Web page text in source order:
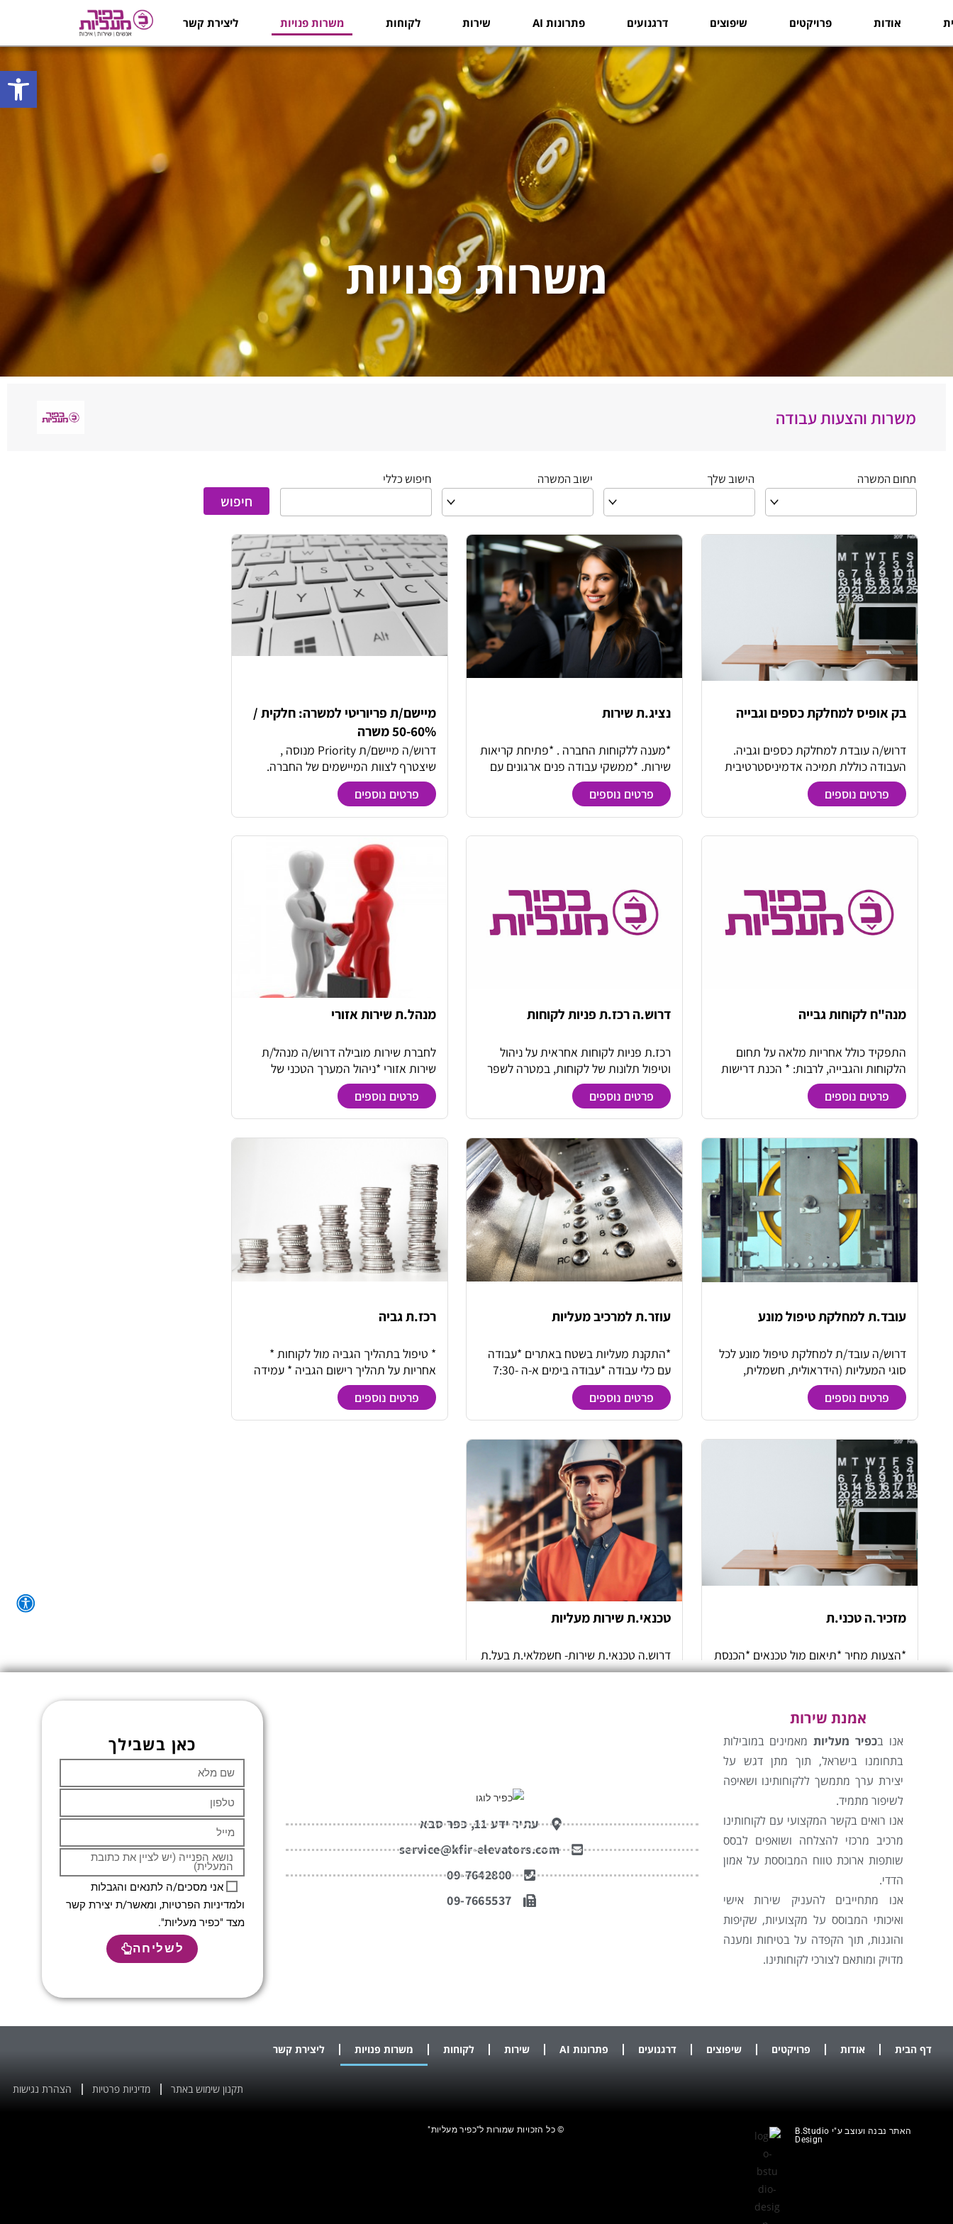
אודות פרויקטים שיפוצים דרגנועים פתרונות AI שירות לקוחות משרות פנויות ליצירת קשר
משרות פנויות
אמנת שירות
אנו בכפיר מעליות מאמינים במובילות
בתחומנו בישראל, תוך מתן דגש על
יצירת ערך מתמשך ללקוחותינו ושאיפה
לשיפור מתמיד.
אנו רואים בקשר המקצועי עם לקוחותינו
מרכיב מרכזי להצלחה ושואפים לבסס
שותפות ארוכת טווח המבוססת על אמון
הדדי.
אנו מתחייבים להעניק שירות אישי
ואיכותי המבוסס על מקצועיות, שקיפות
והוגנות, תוך הקפדה על בטיחות ומענה
מדויק ומותאם לצורכי לקוחותינו.
עתיר ידע 11, כפר סבא
service@kfir-elevators.com
09-7642800
09-7665537
כאן בשבילך
אני מסכים/ה לתנאים והגבלות
ולמדיניות הפרטיות, ומאשר/ת יצירת קשר
מצד "כפיר מעליות".
לשליחה
דף הבית אודות פרויקטים שיפוצים דרגנועים פתרונות AI שירות לקוחות משרות פנויות ליצירת קשר
תקנון שימוש באתר מדיניות פרטיות הצהרת נגישות
האתר נבנה ועוצב ע"י B.Studio
Design
© כל הזכויות שמורות ל"כפיר מעליות"